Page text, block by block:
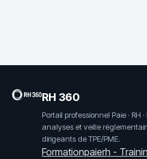
RH 360
Portail professionnel Paie · RH
analyses et veille
dirigeants de TPE/PME.
Formationpaierh -